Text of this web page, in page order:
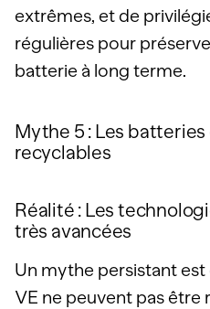
extrêmes, et de
régulières pour
batterie à long terme.
Mythe 5 : Les
recyclables
Réalité : Les
très avancées
Un mythe persistant
VE ne peuvent pas être